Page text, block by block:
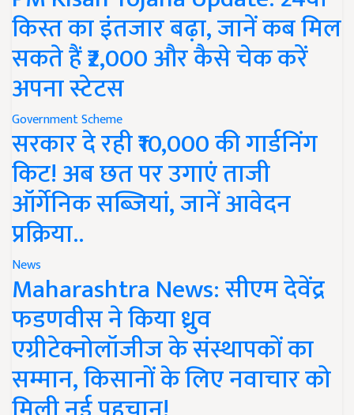
किस्त का इंतजार बढ़ा, जानें कब मिल
सकते हैं ₹2,000 और कैसे चेक करें
अपना स्टेटस
Government Scheme
सरकार दे रही ₹10,000 की गार्डनिंग
किट! अब छत पर उगाएं ताजी
ऑर्गेनिक सब्जियां, जानें आवेदन
प्रक्रिया..
News
Maharashtra News: सीएम देवेंद्र
फडणवीस ने किया ध्रुव
एग्रीटेक्नोलॉजीज के संस्थापकों का
सम्मान, किसानों के लिए नवाचार को